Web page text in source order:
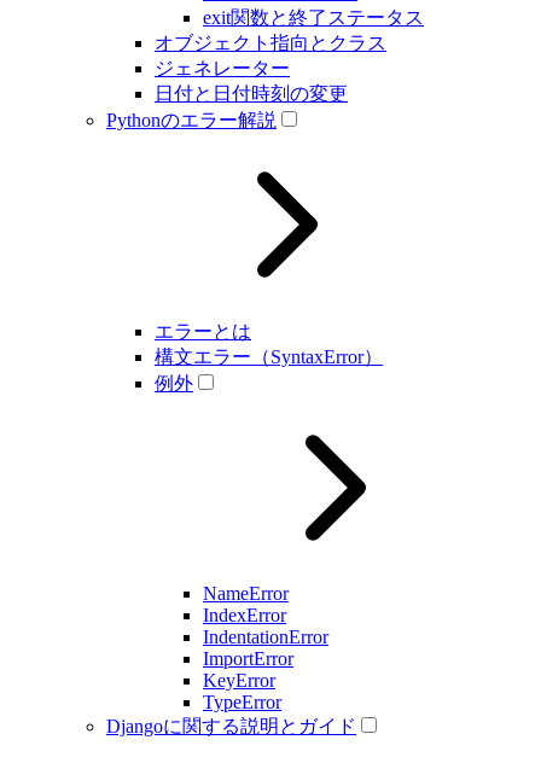
exit関数と終了ステータス
オブジェクト指向とクラス
ジェネレーター
日付と日付時刻の変更
Pythonのエラー解説
エラーとは
構文エラー（SyntaxError）
例外
NameError
IndexError
IndentationError
ImportError
KeyError
TypeError
Djangoに関する説明とガイド